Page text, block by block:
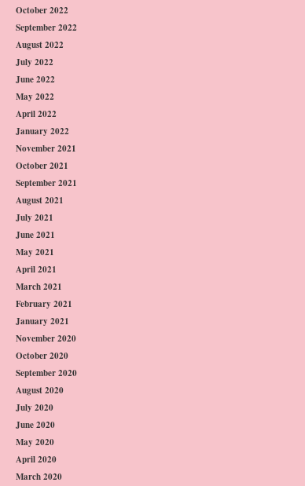
October 2022
September 2022
August 2022
July 2022
June 2022
May 2022
April 2022
January 2022
November 2021
October 2021
September 2021
August 2021
July 2021
June 2021
May 2021
April 2021
March 2021
February 2021
January 2021
November 2020
October 2020
September 2020
August 2020
July 2020
June 2020
May 2020
April 2020
March 2020